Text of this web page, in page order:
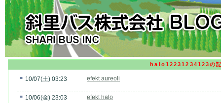
halo12231234123の
■ 10/07(土) 03:23 efekt aureoli
■ 10/06(金) 23:03 efekt halo